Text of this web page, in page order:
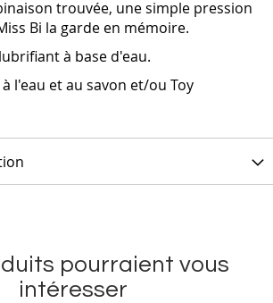
trouvée, une simple pression
Bi la garde en mémoire.
à base d'eau.
l'eau et au savon et/ou Toy
pourraient vous
intéresser